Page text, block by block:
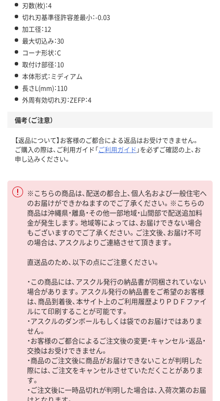
刃数(枚)：4
切れ刃基準径許容差最小：-0.03
加工径：12
最大切込み：30
コーナ形状：C
取付け部径：10
本体形式：ミディアム
長さL(mm)：110
外周有効切れ刃：ZEFP：4
備考（ご注意）
【返品について】お客様のご都合による返品はお受けできません。
ご購入の際は、ご利用ガイド「ご利用ガイド 」を必ずご確認の上、お
申し込みください。
※こちらの商品は、配送の都合上、個人名および一般住宅へ
のお届けができかねますのでご了承ください。※こちらの
商品は沖縄県・離島・その他一部地域・山間部で配送追加料
金が発生します。地域等によっては、お届けできない場合
もございますのでご了承ください。ご注文後、お届け不可
の場合は、アスクルよりご連絡させて頂きます。
直送品のため、以下の点にご注意ください。
・この商品には、アスクル発行の納品書が同梱されていない
場合があります。アスクル発行の納品書をご希望のお客様
は、商品到着後、本サイト上のご利用履歴よりＰＤＦファイ
ルにて印刷することが可能です。
・アスクルのダンボールもしくは袋でのお届けではありま
せん。
・お客様のご都合によるご注文後の変更・キャンセル・返品・
交換はお受けできません。
・商品のご注文後に商品がお届けできないことが判明した
際には、ご注文をキャンセルさせていただくことがありま
す。
・ご注文後に一時品切れが判明した場合は、入荷次第のお届